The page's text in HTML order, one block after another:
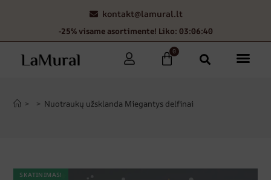
kontakt@lamural.lt
-25% visame asortimente! Liko: 03:06:38
0
> > Nuotraukų užsklanda Miegantys delfinai
SKATINIMAS!